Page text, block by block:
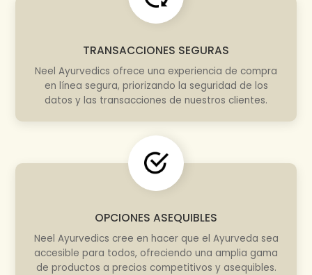
TRANSACCIONES SEGURAS
Neel Ayurvedics ofrece una experiencia de compra
en línea segura, priorizando la seguridad de los
datos y las transacciones de nuestros clientes.
OPCIONES ASEQUIBLES
Neel Ayurvedics cree en hacer que el Ayurveda sea
accesible para todos, ofreciendo una amplia gama
de productos a precios competitivos y asequibles.